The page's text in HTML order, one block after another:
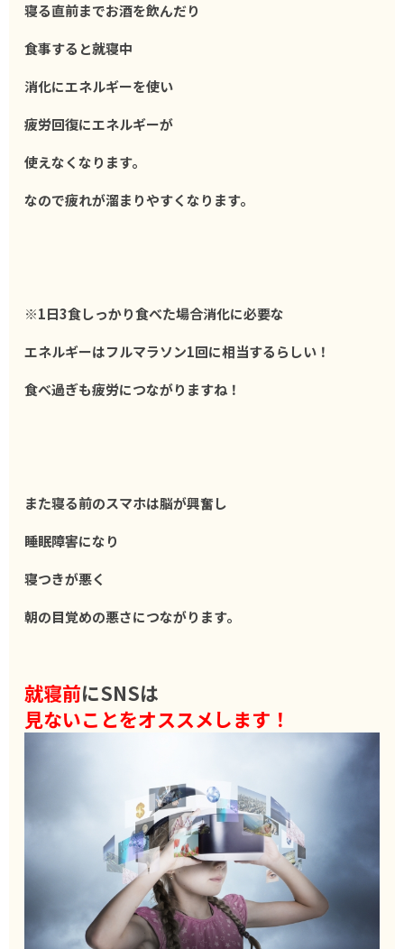
寝る直前までお酒を飲んだり
食事すると就寝中
消化にエネルギーを使い
疲労回復にエネルギーが
使えなくなります。
なので疲れが溜まりやすくなります。
※1日3食しっかり食べた場合消化に必要な
エネルギーはフルマラソン1回に相当するらしい！
食べ過ぎも疲労につながりますね！
また寝る前のスマホは脳が興奮し
睡眠障害になり
寝つきが悪く
朝の目覚めの悪さにつながります。
就寝前にSNSは
見ないことをオススメします！